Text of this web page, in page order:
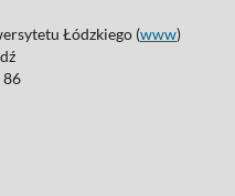
Łódzkiego (www)
86